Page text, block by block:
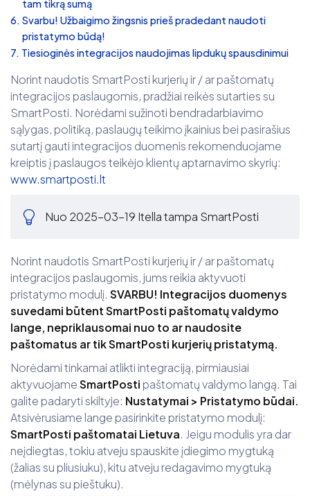
tam tikrą sumą
Svarbu! Užbaigimo žingsnis prieš pradedant naudoti
pristatymo būdą!
Tiesioginės integracijos naudojimas lipdukų spausdinimui
Norint naudotis SmartPosti kurjerių ir / ar paštomatų
integracijos paslaugomis, pradžiai reikės sutarties su
SmartPosti. Norėdami sužinoti bendradarbiavimo
sąlygas, politiką, paslaugų teikimo įkainius bei pasirašius
sutartį gauti integracijos duomenis rekomenduojame
kreiptis į paslaugos teikėjo klientų aptarnavimo skyrių:
www.smartposti.lt
Nuo 2025-03-19 Itella tampa SmartPosti
Norint naudotis SmartPosti kurjerių ir / ar paštomatų
integracijos paslaugomis, jums reikia aktyvuoti
pristatymo modulį. SVARBU! Integracijos duomenys
suvedami būtent SmartPosti paštomatų valdymo
lange, nepriklausomai nuo to ar naudosite
paštomatus ar tik SmartPosti kurjerių pristatymą.
Norėdami tinkamai atlikti integraciją, pirmiausiai
aktyvuojameSmartPosti paštomatų valdymo langą. Tai
galite padaryti skiltyje: Nustatymai > Pristatymo būdai.
Atsivėrusiame lange pasirinkite pristatymo modulį:
SmartPosti paštomatai Lietuva. Jeigu modulis yra dar
neįdiegtas, tokiu atveju spauskite įdiegimo mygtuką
(žalias su pliusiuku), kitu atveju redagavimo mygtuką
(mėlynas su pieštuku).